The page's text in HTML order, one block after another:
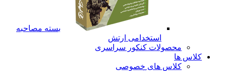
بسته مصاحبه
استخدامی ارتش
محصولات کنکور سراسری
کلاس ها
کلاس های خصوصی